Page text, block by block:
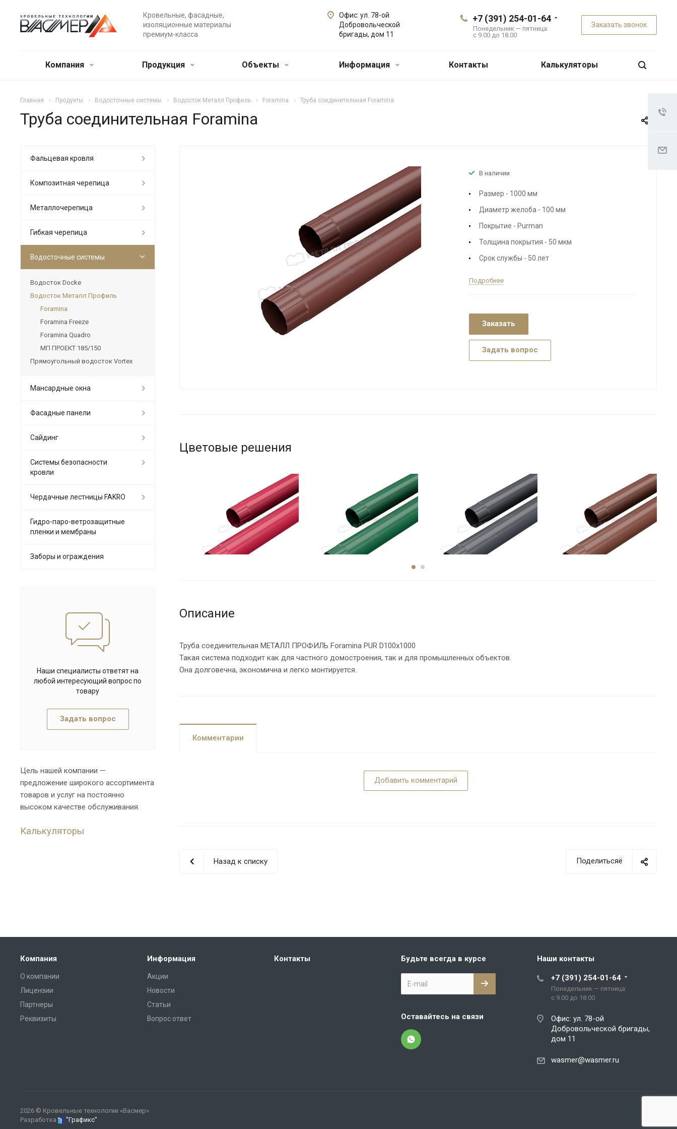
Кровельные, фасадные,
изоляционные материалы
премиум-класса
+7 (391) 254-01-64
Понедельник — пятница:
с 9.00 до 18.00
Заказать звонок
Офис: ул. 78-ой
Добровольческой
бригады, дом 11
Компания Продукция Объекты Информация Контакты Калькуляторы
Главная Продукты Водосточные системы Водосток Металл Профиль Foramina Труба соединительная Foramina
Труба соединительная Foramina
В наличии
Размер - 1000 мм
Диаметр желоба - 100 мм
Покрытие - Purman
Толщина покрытия - 50 мкм
Срок службы - 50 лет
Подробнее
Заказать
Задать вопрос
Цветовые решения
Описание
Труба соединительная МЕТАЛЛ ПРОФИЛЬ Foramina PUR D100х1000
Такая система подходит как для частного домостроения, так и для промышленных объектов.
Она долговечна, экономична и легко монтируется.
Комментарии
Добавить комментарий
Поделитьсяё
Назад к списку
Фальцевая кровля
Композитная черепица
Металлочерепица
Гибкая черепица
Водосточные системы
Водосток Docke
Водосток Металл Профиль
Foramina
Foramina Freeze
Foramina Quadro
МП ПРОЕКТ 185/150
Прямоугольный водосток Vortex
Мансардные окна
Фасадные панели
Сайдинг
Системы безопасности
кровли
Чердачные лестницы FAKRO
Гидро-паро-ветрозащитные
пленки и мембраны
Заборы и ограждения
Наши специалисты ответят на
любой интересующий вопрос по
товару
Задать вопрос
Цель нашей компании —
предложение широкого ассортимента
товаров и услуг на постоянно
высоком качестве обслуживания.
Калькуляторы
Компания
О компании
Лицензии
Партнеры
Реквизиты
Информация
Акции
Новости
Статьи
Вопрос ответ
Контакты Будьте всегда в курсе
Оставайтесь на связи
Наши контакты
+7 (391) 254-01-64
Понедельник — пятница:
с 9.00 до 18.00
Офис: ул. 78-ой
Добровольческой бригады,
дом 11
wasmer@wasmer.ru
2026 © Кровельные технологии «Васмер»
Разработка
"Графикс"